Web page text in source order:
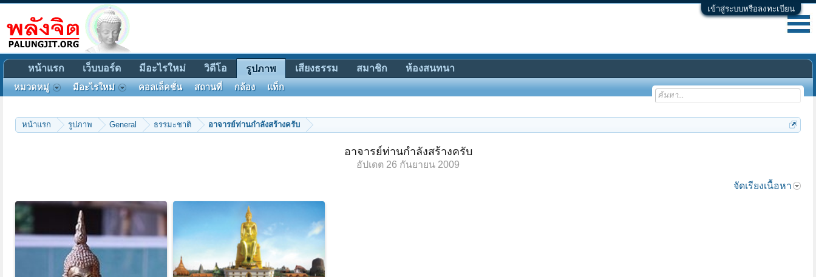
เข้าสู่ระบบหรือลงทะเบียน
หน้าแรก รูปภาพ General ธรรมะชาติ อาจารย์ท่านกำลังสร้างครับ
อาจารย์ท่านกำลังสร้างครับ
อัปเดต 26 กันยายน 2009
จัดเรียงเนื้อหา
หน้าแรก เว็บบอร์ด มีอะไรใหม่ วิดีโอ รูปภาพ
หมวดหมู่ มีอะไรใหม่ คอลเล็คชั่น สถานที่ กล้อง แท็ก
เสียงธรรม สมาชิก ห้องสนทนา